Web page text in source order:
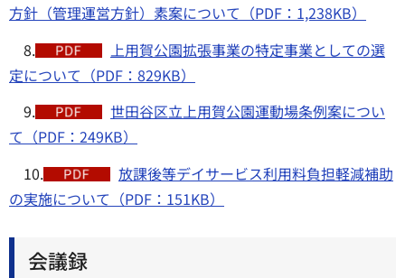
方針（管理運営方針）素案について（PDF：1,238KB）
8.
上用賀公園拡張事業の特定事業としての選
定について（PDF：829KB）
9.
世田谷区立上用賀公園運動場条例案につい
て（PDF：249KB）
10.
放課後等デイサービス利用料負担軽減補助
の実施について（PDF：151KB）
会議録